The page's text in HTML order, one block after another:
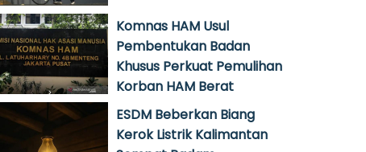
Komnas HAM Usul
Pembentukan Badan
Khusus Perkuat Pemulihan
Korban HAM Berat
ESDM Beberkan Biang
Kerok Listrik Kalimantan